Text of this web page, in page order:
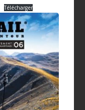
Télécharger